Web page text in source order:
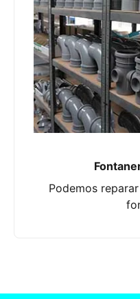
Podemos